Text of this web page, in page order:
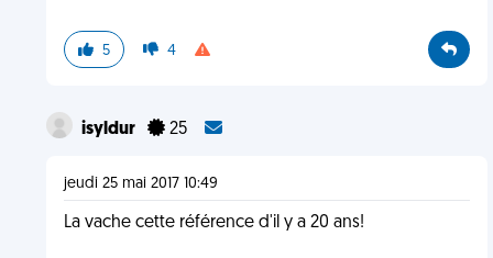
5 4
isyldur 25
jeudi 25 mai 2017 10:49
La vache cette référence d'il y a 20 ans!